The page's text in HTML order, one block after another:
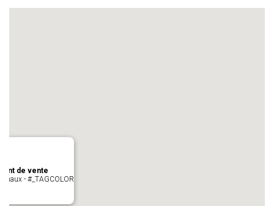
de vente
- #_TAGCOLOR